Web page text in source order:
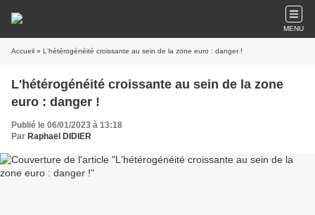
MENU
Accueil » L'hétérogénéité croissante au sein de la zone euro : danger !
L'hétérogénéité croissante au sein de la zone
euro : danger !
Publié le 06/01/2023 à 13:18
Par Raphaël DIDIER